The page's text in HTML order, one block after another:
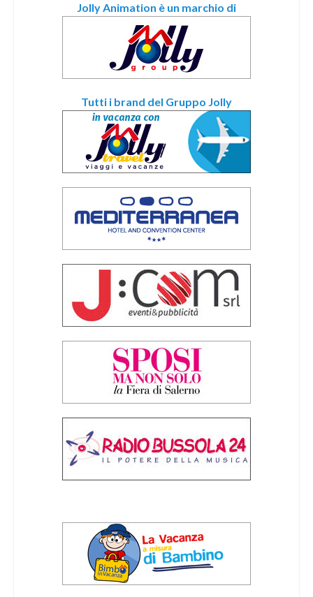
Jolly Animation è un marchio di
Tutti i brand del Gruppo Jolly